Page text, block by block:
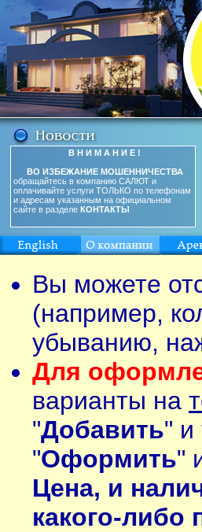
В Н И М А Н И Е !
ВО ИЗБЕЖАНИЕ МОШЕННИЧЕСТВА
обращайтесь в компанию САЛЮТ и
оплачивайте услуги ТОЛЬКО по телефонам
и адресам указанным на официальном
сайте в разделе КОНТАКТЫ
Вы можете
(например,
убыванию,
Для
варианты на
"Добавить" и
"Оформить"
Цена, и
какого-либо